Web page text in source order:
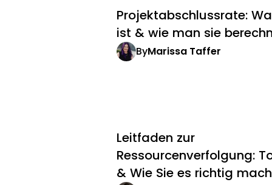
Projektabschlussrate:
ist & wie man sie
ByMarissa Taffer
Leitfaden zur
Ressourcenverfolgung:
& Wie Sie es richtig